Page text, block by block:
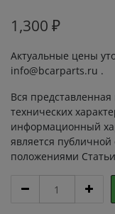
1,300 ₽
Актуальные цены
info@bcarparts.ru .
Вся
технических
информационный
является
положениями
10АГх18-